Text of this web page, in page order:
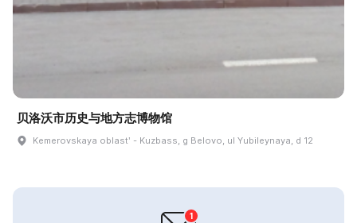
贝洛沃市历史与地方志博物馆
Kemerovskaya oblastʹ - Kuzbass, g Belovo, ul Yubileynaya, d 12